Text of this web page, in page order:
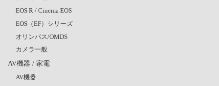
EOS R / Cinema EOS
EOS（EF）シリーズ
オリンパス/OMDS
カメラ一般
AV機器 / 家電
AV機器